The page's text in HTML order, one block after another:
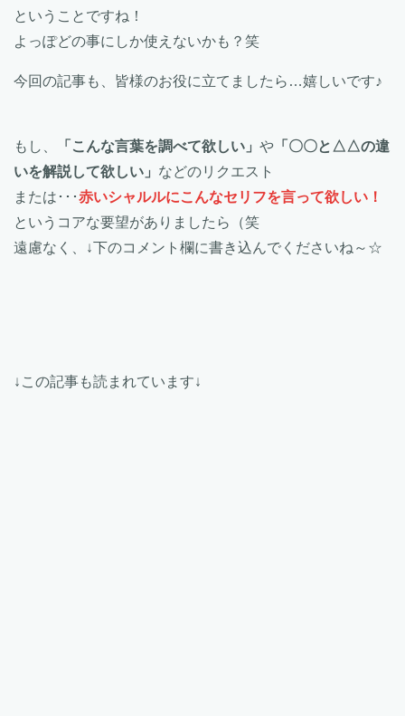
ということですね！
よっぽどの事にしか使えないかも？笑
今回の記事も、皆様のお役に立てましたら…嬉しいです♪
もし、 「こんな言葉を調べて欲しい」 や 「〇〇と△△の違
いを解説して欲しい」 などのリクエスト
または･･･赤いシャルルにこんなセリフを言って欲しい！
というコアな要望がありましたら（笑
遠慮なく、↓下のコメント欄に書き込んでくださいね～☆
↓この記事も読まれています↓